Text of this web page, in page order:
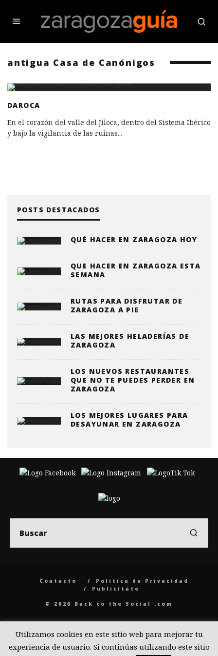
antigua Casa de Canónigos
DAROCA
En el corazón del valle del Jiloca, dentro del Sistema Ibérico
y bajo la vigilancia de las ruinas...
POSTS DESTACADOS
QUÉ HACER EN ZARAGOZA HOY
QUE HACER EN ZARAGOZA ESTA
SEMANA
RUTAS PARA DISFRUTAR DE
ZARAGOZA A PIE
LAS MEJORES HELADERÍAS DE
ZARAGOZA
LOS NUEVOS RESTAURANTES
QUE NO TE PUEDES PERDER EN
ZARAGOZA
LOS MEJORES LUGARES PARA
DESAYUNAR EN ZARAGOZA
Contacto
Politica de Privacidad
Publicítate
© 2026 Back to the Social .com
Utilizamos cookies en este sitio web para mejorar tu
experiencia de usuario. Si continúas utilizando este sitio